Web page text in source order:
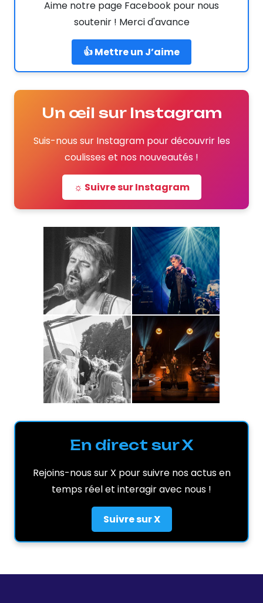
Aime notre page Facebook pour nous
soutenir ! Merci d'avance
👍 Mettre un J’aime
Un œil sur Instagram
Suis-nous sur Instagram pour découvrir les
coulisses et nos nouveautés !
☼ Suivre sur Instagram
En direct sur X
Rejoins-nous sur X pour suivre nos actus en
temps réel et interagir avec nous !
Suivre sur X